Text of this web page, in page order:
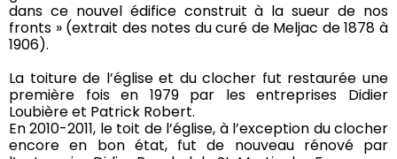
dans ce nouvel édifice construit à la sueur de nos
fronts » (extrait des notes du curé de Meljac de 1878 à
1906).
La toiture de l’église et du clocher fut restaurée une
première fois en 1979 par les entreprises Didier
Loubière et Patrick Robert.
En 2010-2011, le toit de l’église, à l’exception du clocher
encore en bon état, fut de nouveau rénové par